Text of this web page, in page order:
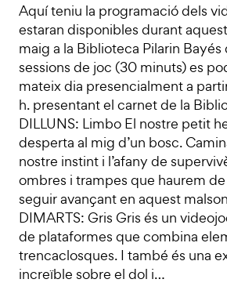
Aquí teniu la programació dels
estaran disponibles durant
maig a la Biblioteca Pilarin Bayés
sessions de joc (30 minuts) es
mateix dia presencialment a
h. presentant el carnet de la
DILLUNS: Limbo El nostre petit
desperta al mig d’un bosc.
nostre instint i l’afany de
ombres i trampes que haurem
seguir avançant en aquest
DIMARTS: Gris Gris és un
de plataformes que combina
trencaclosques. I també és una
increïble sobre el dol i…